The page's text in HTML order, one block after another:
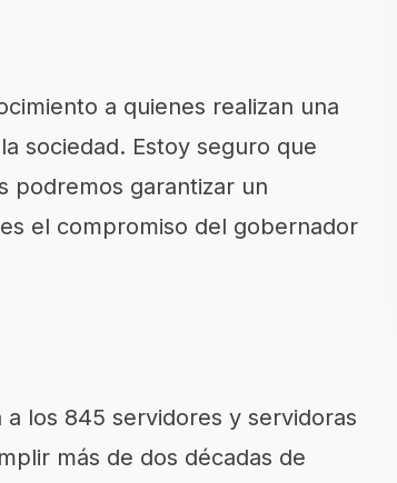
a quienes realizan una
sociedad. Estoy seguro que
podremos garantizar un
el compromiso del gobernador
los 845 servidores y servidoras
más de dos décadas de